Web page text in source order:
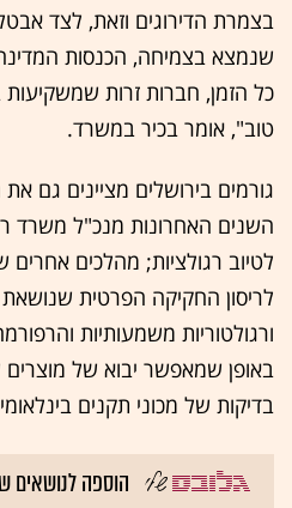
בצמרת הדירוגים וזאת, לצד
שנמצא בצמיחה, הכנסות
כל הזמן, חברות זרות
טוב", אומר בכיר במשרד.
גורמים בירושלים מציינים גם
השנים האחרונות מנכ"ל משרד
לטיוב רגולציות; מהלכים
לריסון החקיקה הפרטית
ורגולטוריות משמעותיות
באופן שמאפשר יבוא של
בדיקות של מכוני תקנים
הוספה לנושאים